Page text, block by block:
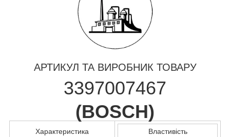
АРТИКУЛ ТА ВИРОБНИК ТОВАРУ
3397007467
(BOSCH)
Характеристика Властивість